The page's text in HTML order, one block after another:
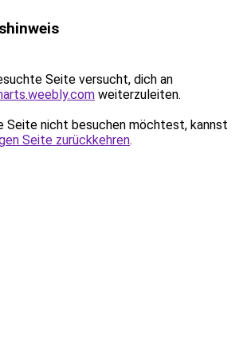
Seite versucht, dich an
weiterzuleiten.
Seite nicht besuchen möchtest, kannst
Seite zurückkehren.